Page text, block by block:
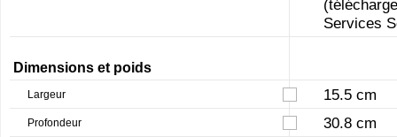
Services
Dimensions et poids
Largeur 15.5 cm
Profondeur 30.8 cm